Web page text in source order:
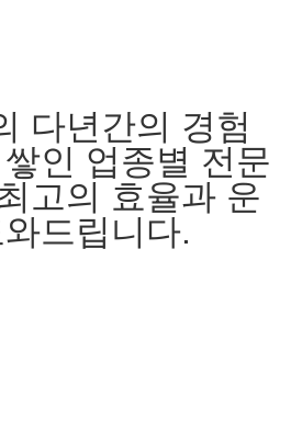
다년간의 경험
인 업종별 전문
고의 효율과 운
드립니다.